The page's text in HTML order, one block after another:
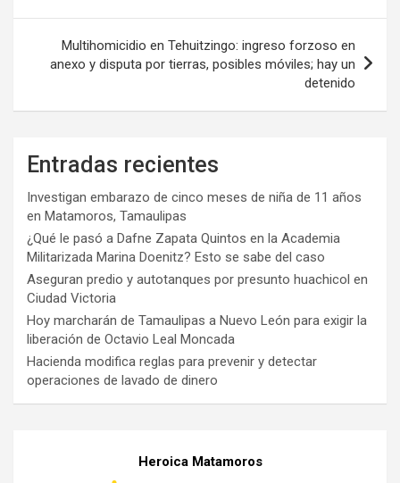
entradas
Multihomicidio en Tehuitzingo: ingreso forzoso en
anexo y disputa por tierras, posibles móviles; hay un
detenido
Entradas recientes
Investigan embarazo de cinco meses de niña de 11 años
en Matamoros, Tamaulipas
¿Qué le pasó a Dafne Zapata Quintos en la Academia
Militarizada Marina Doenitz? Esto se sabe del caso
Aseguran predio y autotanques por presunto huachicol en
Ciudad Victoria
Hoy marcharán de Tamaulipas a Nuevo León para exigir la
liberación de Octavio Leal Moncada
Hacienda modifica reglas para prevenir y detectar
operaciones de lavado de dinero
Heroica Matamoros